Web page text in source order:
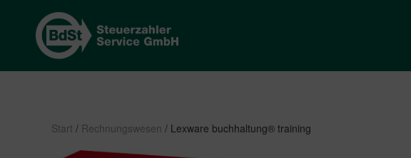
Start / Rechnungswesen / Lexware buchhaltung® training